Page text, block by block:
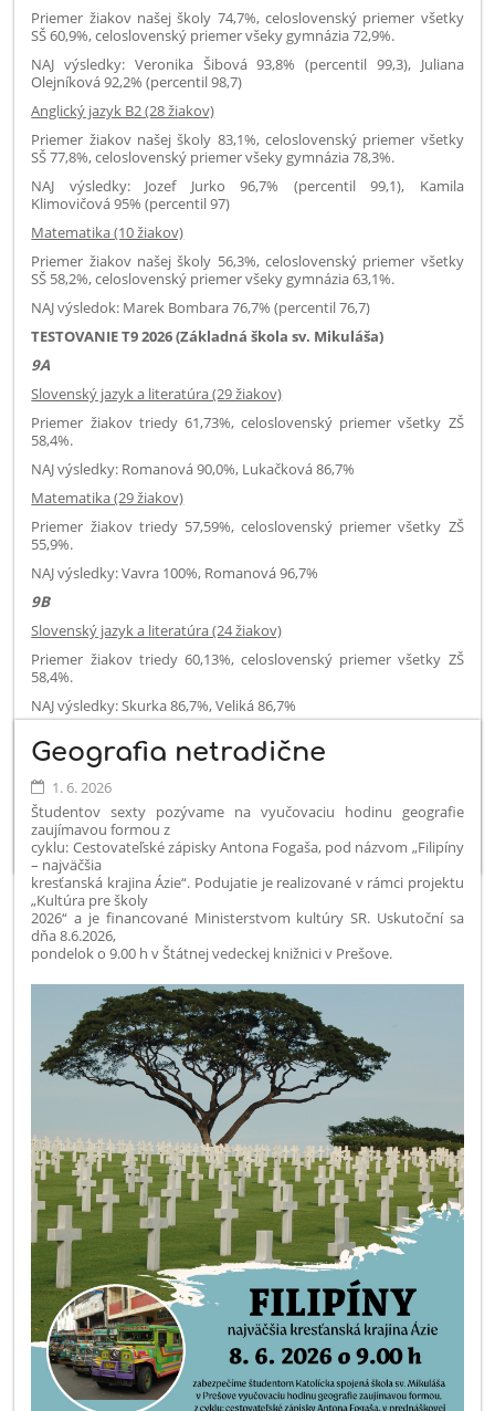
Priemer žiakov našej školy 74,7%, celoslovenský priemer všetky
SŠ 60,9%, celoslovenský priemer všeky gymnázia 72,9%.
NAJ výsledky: Veronika Šibová 93,8% (percentil 99,3), Juliana
Olejníková 92,2% (percentil 98,7)
Anglický jazyk B2 (28 žiakov)
Priemer žiakov našej školy 83,1%, celoslovenský priemer všetky
SŠ 77,8%, celoslovenský priemer všeky gymnázia 78,3%.
NAJ výsledky: Jozef Jurko 96,7% (percentil 99,1), Kamila
Klimovičová 95% (percentil 97)
Matematika (10 žiakov)
Priemer žiakov našej školy 56,3%, celoslovenský priemer všetky
SŠ 58,2%, celoslovenský priemer všeky gymnázia 63,1%.
NAJ výsledok: Marek Bombara 76,7% (percentil 76,7)
TESTOVANIE T9 2026 (Základná škola sv. Mikuláša)
9A
Slovenský jazyk a literatúra (29 žiakov)
Priemer žiakov triedy 61,73%, celoslovenský priemer všetky ZŠ
58,4%.
NAJ výsledky: Romanová 90,0%, Lukačková 86,7%
Matematika (29 žiakov)
Priemer žiakov triedy 57,59%, celoslovenský priemer všetky ZŠ
55,9%.
NAJ výsledky: Vavra 100%, Romanová 96,7%
9B
Slovenský jazyk a literatúra (24 žiakov)
Priemer žiakov triedy 60,13%, celoslovenský priemer všetky ZŠ
58,4%.
NAJ výsledky: Skurka 86,7%, Veliká 86,7%
Priemer žiakov triedy 61,94%, celoslovenský priemer všetky ZŠ
55,9%.
NAJ výsledky: Pecuchová 100%, Harničárová 96,7%
Geografia netradične
1. 6. 2026
Študentov sexty pozývame na vyučovaciu hodinu geografie
zaujímavou formou z
cyklu: Cestovateľské zápisky Antona Fogaša, pod názvom „Filipíny
– najväčšia
kresťanská krajina Ázie“. Podujatie je realizované v rámci projektu
„Kultúra pre školy
2026“ a je financované Ministerstvom kultúry SR. Uskutoční sa
dňa 8.6.2026,
pondelok o 9.00 h v Štátnej vedeckej knižnici v Prešove.